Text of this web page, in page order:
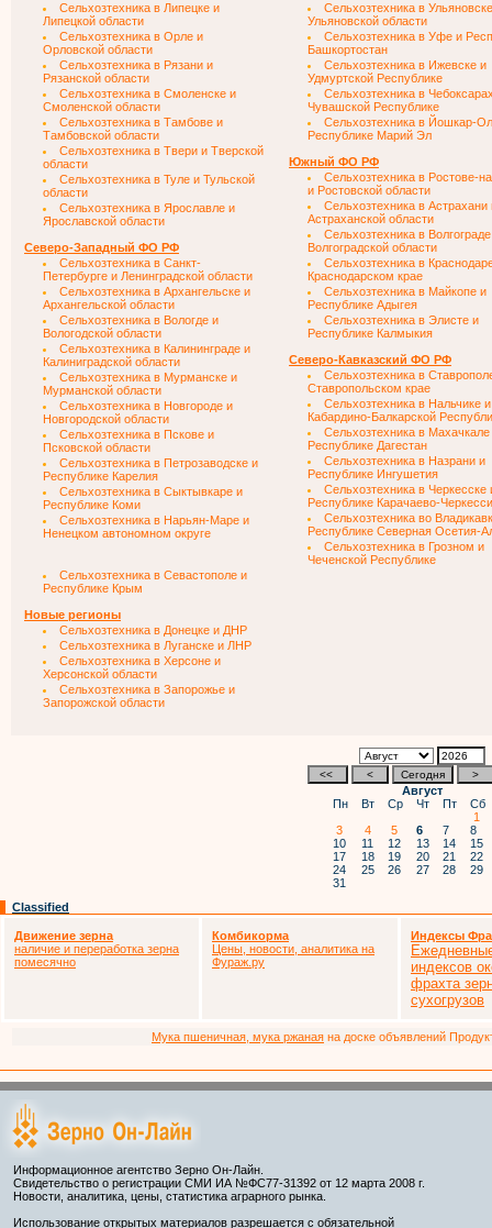
Сельхозтехника в Липецке и
Липецкой области
Сельхозтехника в Орле и
Орловской области
Сельхозтехника в Рязани и
Рязанской области
Сельхозтехника в Смоленске и
Смоленской области
Сельхозтехника в Тамбове и
Тамбовской области
Сельхозтехника в Твери и Тверской
области
Сельхозтехника в Туле и Тульской
области
Сельхозтехника в Ярославле и
Ярославской области
Северо-Западный ФО РФ
Сельхозтехника в Санкт-
Петербурге и Ленинградской области
Сельхозтехника в Архангельске и
Архангельской области
Сельхозтехника в Вологде и
Вологодской области
Сельхозтехника в Калининграде и
Калиниградской области
Сельхозтехника в Мурманске и
Мурманской области
Сельхозтехника в Новгороде и
Новгородской области
Сельхозтехника в Пскове и
Псковской области
Сельхозтехника в Петрозаводске и
Республике Карелия
Сельхозтехника в Сыктывкаре и
Республике Коми
Сельхозтехника в Нарьян-Маре и
Ненецком автономном округе
Сельхозтехника в Севастополе и
Республике Крым
Новые регионы
Сельхозтехника в Донецке и ДНР
Сельхозтехника в Луганске и ЛНР
Сельхозтехника в Херсоне и
Херсонской области
Сельхозтехника в Запорожье и
Запорожской области
Сельхозтехника в
Ульяновской области
Сельхозтехника в Уфе и
Башкортостан
Сельхозтехника в Ижевске и
Удмуртской Республике
Сельхозтехника в
Чувашской Республике
Сельхозтехника в Йошкар-
Республике Марий Эл
Южный ФО РФ
Сельхозтехника в Ростове-
и Ростовской области
Сельхозтехника в Астрахани
Астраханской области
Сельхозтехника в
Волгоградской области
Сельхозтехника в
Краснодарском крае
Сельхозтехника в Майкопе и
Республике Адыгея
Сельхозтехника в Элисте и
Республике Калмыкия
Северо-Кавказский ФО РФ
Сельхозтехника в
Ставропольском крае
Сельхозтехника в Нальчике и
Кабардино-Балкарской
Сельхозтехника в Махачкале
Республике Дагестан
Сельхозтехника в Назрани и
Республике Ингушетия
Сельхозтехника в Черкесске
Республике Карачаево-
Сельхозтехника во
Республике Северная Осетия-
Сельхозтехника в Грозном и
Чеченской Республике
Август
Пн
Вт Ср Чт Пт Сб
1
3
4 5 6 7 8
10
11 12 13 14 15
17
18 19 20 21 22
24
25 26 27 28 29
31
Classified
Движение зерна
наличие и переработка зерна
помесячно
Комбикорма
Цены, новости, аналитика на
Фураж.ру
Индексы
индексов
фрахта
сухогрузов
Мука пшеничная, мука ржаная на доске объявлений
Информационное агентство Зерно Он-Лайн.
Свидетельство о регистрации СМИ ИА №ФС77-31392 от 12 марта 2008 г.
Новости, аналитика, цены, статистика аграрного рынка.
Использование открытых материалов разрешается с обязательной